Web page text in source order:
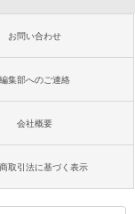
お問い合わせ
編集部へのご連絡
会社概要
取引法に基づく表示